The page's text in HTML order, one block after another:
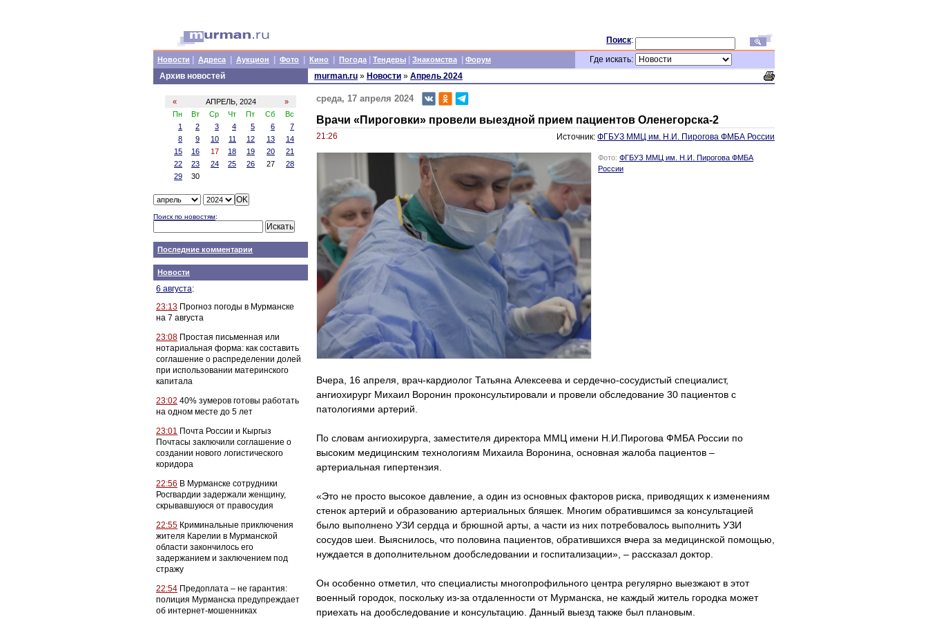
Поиск:
Новости Адреса Аукцион Фото Кино Погода Тендеры Знакомства Форум
Где искать:
Архив новостей
« АПРЕЛЬ, 2024
»
Пн
Вт Ср Чт Пт Сб
Вс
1
2 3 4 5 6
7
8
9 10 11 12 13
14
15
16 17 18 19 20
21
22
23 24 25 26 27
28
29
30
Поиск по новостям:
Последние комментарии
Новости
6 августа:
23:13 Прогноз погоды в Мурманске
на 7 августа
23:08 Простая письменная или
нотариальная форма: как составить
соглашение о распределении долей
при использовании материнского
капитала
23:02 40% зумеров готовы работать
на одном месте до 5 лет
23:01 Почта России и Кыргыз
Почтасы заключили соглашение о
создании нового логистического
коридора
22:56 В Мурманске сотрудники
Росгвардии задержали женщину,
скрывавшуюся от правосудия
22:55 Криминальные приключения
жителя Карелии в Мурманской
области закончилось его
задержанием и заключением под
стражу
22:54 Предоплата – не гарантия:
полиция Мурманска предупреждает
об интернет-мошенниках
murman.ru » Новости » Апрель 2024
среда, 17 апреля 2024
Врачи «Пироговки» провели выездной прием пациентов Оленегорска-2
21:26 Источник: ФГБУЗ ММЦ им. Н.И. Пирогова ФМБА России
Фото: ФГБУЗ ММЦ им. Н.И. Пирогова ФМБА
России
Вчера, 16 апреля, врач-кардиолог Татьяна Алексеева и сердечно-сосудистый специалист,
ангиохирург Михаил Воронин проконсультировали и провели обследование 30 пациентов с
патологиями артерий.
По словам ангиохирурга, заместителя директора ММЦ имени Н.И.Пирогова ФМБА России по
высоким медицинским технологиям Михаила Воронина, основная жалоба пациентов –
артериальная гипертензия.
«Это не просто высокое давление, а один из основных факторов риска, приводящих к изменениям
стенок артерий и образованию артериальных бляшек. Многим обратившимся за консультацией
было выполнено УЗИ сердца и брюшной арты, а части из них потребовалось выполнить УЗИ
сосудов шеи. Выяснилось, что половина пациентов, обратившихся вчера за медицинской помощью,
нуждается в дополнительном дообследовании и госпитализации», – рассказал доктор.
Он особенно отметил, что специалисты многопрофильного центра регулярно выезжают в этот
военный городок, поскольку из-за отдаленности от Мурманска, не каждый житель городка может
приехать на дообследование и консультацию. Данный выезд также был плановым.